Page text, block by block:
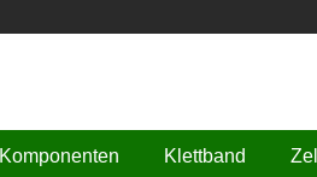
Komponenten Klettband